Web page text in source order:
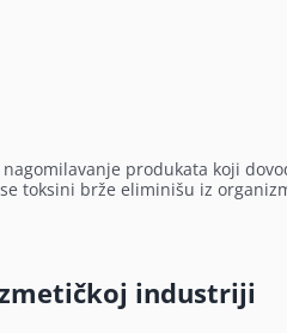
produkata koji
toksini brže eliminišu iz
industriji